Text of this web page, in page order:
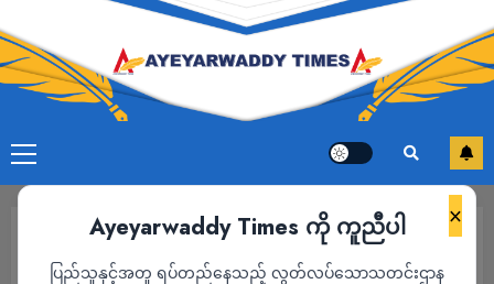
×
Ayeyarwaddy Times ကို ကူညီပါ
ပြည်သူနှင့်အတူ ရပ်တည်နေသည့် လွတ်လပ်သောသတင်းဌာန